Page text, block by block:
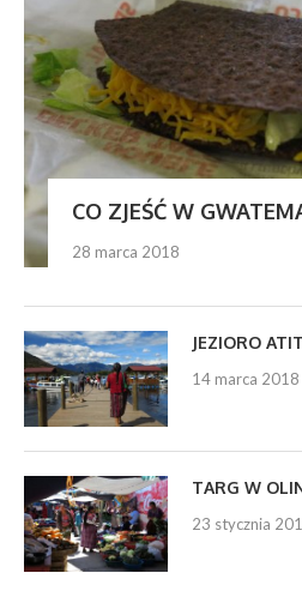
CO ZJEŚĆ W
28 marca 2018
JEZIORO
14 marca 2018
TARG W
23 stycznia